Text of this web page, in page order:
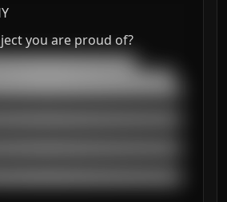
you are proud of?